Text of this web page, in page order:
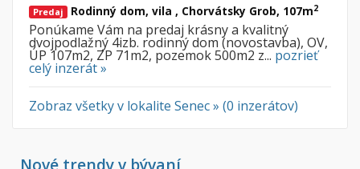
Predaj Rodinný dom, vila , Chorvátsky Grob, 107m2
Ponúkame Vám na predaj krásny a kvalitný
dvojpodlažný 4izb. rodinný dom (novostavba), OV,
ÚP 107m2, ZP 71m2, pozemok 500m2 z... pozrieť
celý inzerát »
Zobraz všetky v lokalite Senec » (0 inzerátov)